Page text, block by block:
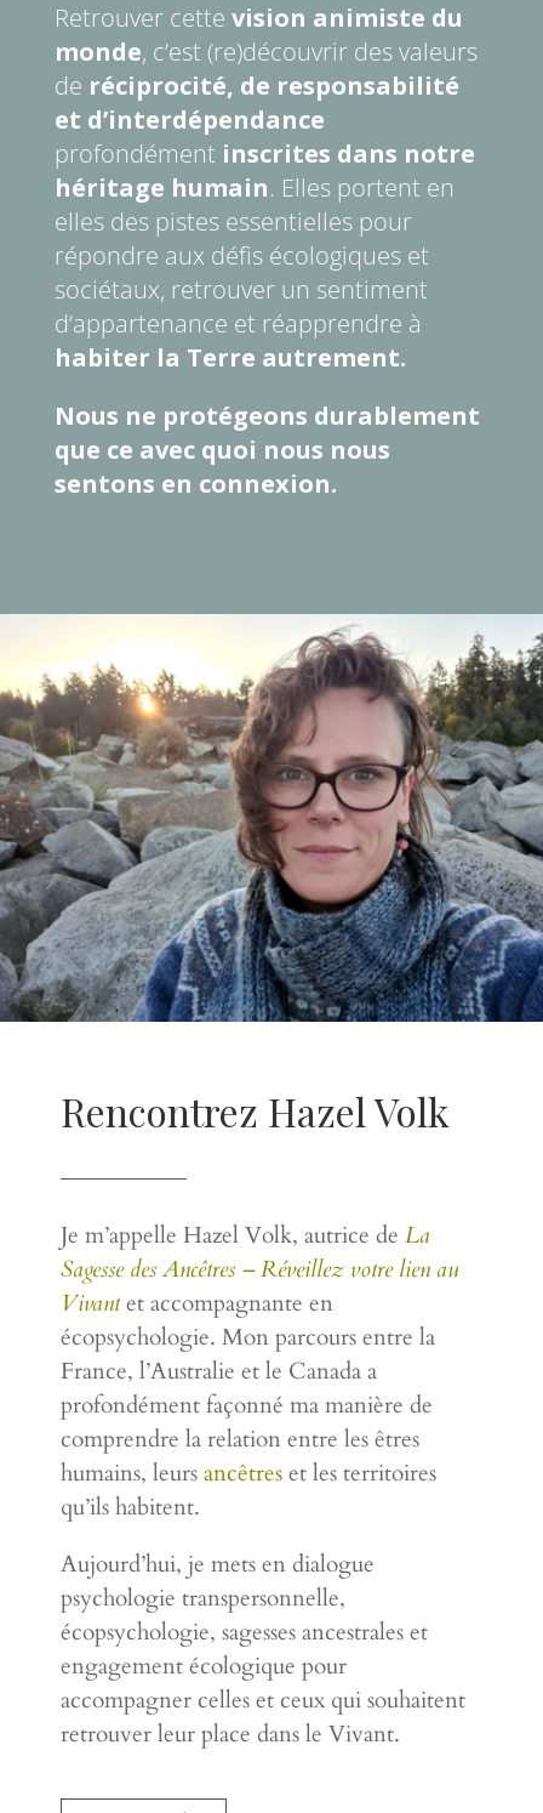
Retrouver cette vision animiste du
monde, c’est (re)découvrir des valeurs
de réciprocité, de responsabilité
et d’interdépendance
profondément inscrites dans notre
héritage humain. Elles portent en
elles des pistes essentielles pour
répondre aux défis écologiques et
sociétaux, retrouver un sentiment
d’appartenance et réapprendre à
habiter la Terre autrement.
Nous ne protégeons durablement
que ce avec quoi nous nous
sentons en connexion.
Rencontrez Hazel Volk
Je m’appelle Hazel Volk, autrice de La
Sagesse des Ancêtres – Réveillez votre lien au
Vivantet accompagnante en
écopsychologie. Mon parcours entre la
France, l’Australie et le Canada a
profondément façonné ma manière de
comprendre la relation entre les êtres
humains, leursancêtreset les territoires
qu’ils habitent.
Aujourd’hui, je mets en dialogue
psychologie transpersonnelle,
écopsychologie, sagesses ancestrales et
engagement écologique pour
accompagner celles et ceux qui souhaitent
retrouver leur place dans le Vivant.